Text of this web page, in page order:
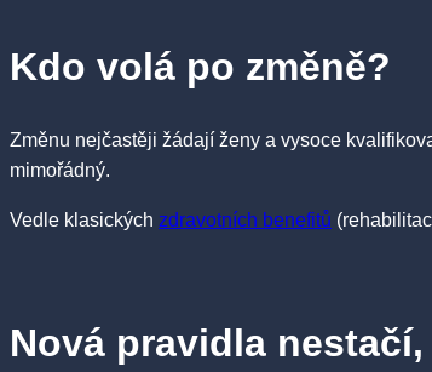
Kdo volá po změně?
Změnu nejčastěji žádají ženy a vysoce
mimořádný.
Vedle klasických zdravotních benefitů
Nová pravidla